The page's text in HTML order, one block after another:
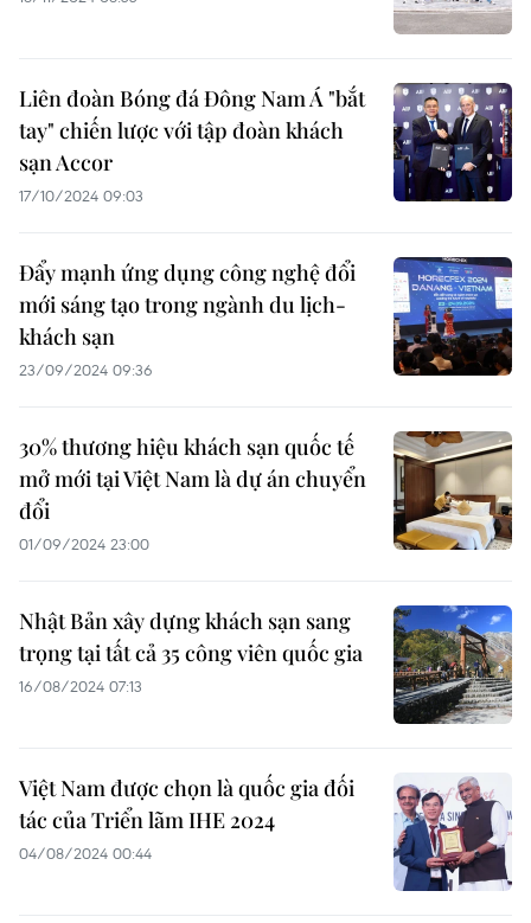
Liên đoàn Bóng đá Đông Nam Á "bắt
tay" chiến lược với tập đoàn khách
sạn Accor
17/10/2024 09:03
Đẩy mạnh ứng dụng công nghệ đổi
mới sáng tạo trong ngành du lịch-
khách sạn
23/09/2024 09:36
30% thương hiệu khách sạn quốc tế
mở mới tại Việt Nam là dự án chuyển
đổi
01/09/2024 23:00
Nhật Bản xây dựng khách sạn sang
trọng tại tất cả 35 công viên quốc gia
16/08/2024 07:13
Việt Nam được chọn là quốc gia đối
tác của Triển lãm IHE 2024
04/08/2024 00:44